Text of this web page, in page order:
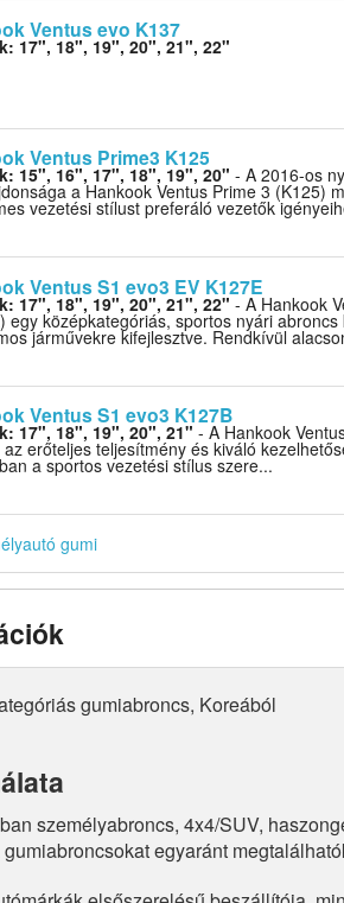
Ventus evo K137
17", 18", 19", 20", 21", 22"
Ventus Prime3 K125
15", 16", 17", 18", 19", 20" - A 2016-os
a Hankook Ventus Prime 3 (K125)
vezetési stílust preferáló vezetők
Ventus S1 evo3 EV K127E
17", 18", 19", 20", 21", 22" - A Hankook
egy középkategóriás, sportos nyári abroncs
járművekre kifejlesztve. Rendkívül
Ventus S1 evo3 K127B
17", 18", 19", 20", 21" - A Hankook
az erőteljes teljesítmény és kiváló
a sportos vezetési stílus szere...
gumi
gumiabroncs, Koreából
személyabroncs, 4x4/SUV,
egyaránt